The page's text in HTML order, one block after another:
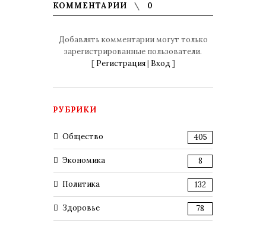
КОММЕНТАРИИ 0
Добавлять комментарии могут только
зарегистрированные пользователи.
[ Регистрация| Вход ]
РУБРИКИ
Общество 405
Экономика 8
Политика 132
Здоровье 78